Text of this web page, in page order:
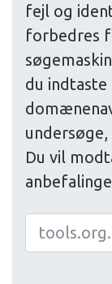
fejl og
forbedres
du indtaste
Du vil